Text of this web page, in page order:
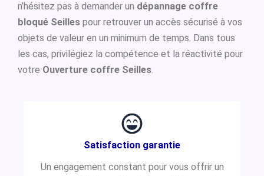
n’hésitez pas à demander un dépannage coffre
bloqué Seilles pour retrouver un accès sécurisé à vos
objets de valeur en un minimum de temps. Dans tous
les cas, privilégiez la compétence et la réactivité pour
votre Ouverture coffre Seilles.
Satisfaction garantie
Un engagement constant pour vous offrir un